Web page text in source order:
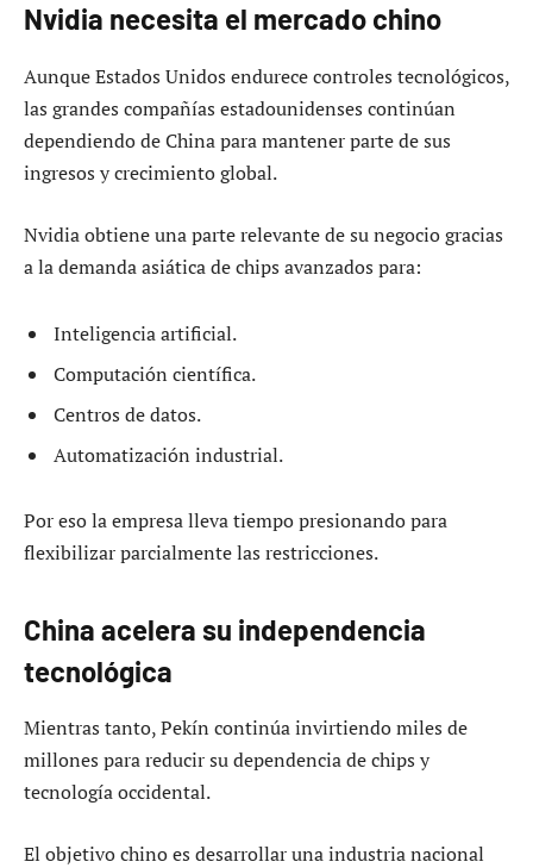
Nvidia necesita el mercado chino
Aunque Estados Unidos endurece controles tecnológicos,
las grandes compañías estadounidenses continúan
dependiendo de China para mantener parte de sus
ingresos y crecimiento global.
Nvidia obtiene una parte relevante de su negocio gracias
a la demanda asiática de chips avanzados para:
Inteligencia artificial.
Computación científica.
Centros de datos.
Automatización industrial.
Por eso la empresa lleva tiempo presionando para
flexibilizar parcialmente las restricciones.
China acelera su independencia
tecnológica
Mientras tanto, Pekín continúa invirtiendo miles de
millones para reducir su dependencia de chips y
tecnología occidental.
El objetivo chino es desarrollar una industria nacional